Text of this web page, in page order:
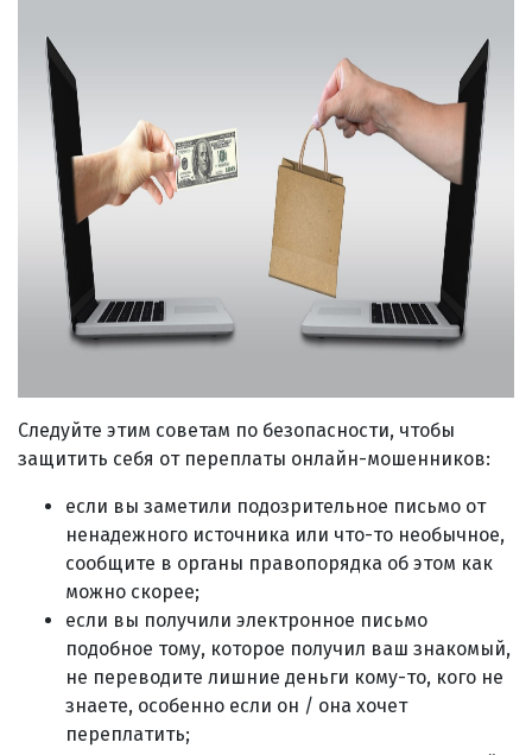
Следуйте этим советам по безопасности, чтобы
защитить себя от переплаты онлайн-мошенников:
если вы заметили подозрительное письмо от
ненадежного источника или что-то необычное,
сообщите в органы правопорядка об этом как
можно скорее;
если вы получили электронное письмо
подобное тому, которое получил ваш знакомый,
не переводите лишние деньги кому-то, кого не
знаете, особенно если он / она хочет
переплатить;